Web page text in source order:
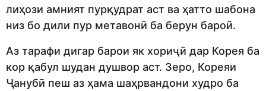
лиҳози амният пурқудрат аст ва ҳатто шабона
низ бо дили пур метавонӣ ба берун бароӣ.
Аз тарафи дигар барои як хориҷӣ дар Корея ба
кор қабул шудан душвор аст. Зеро, Кореяи
Ҷанубӣ пеш аз ҳама шаҳрвандони худро ба